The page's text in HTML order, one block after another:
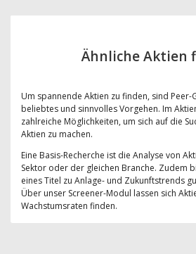
Ähnliche Aktien
Um spannende Aktien zu finden, sind Peer-
beliebtes und sinnvolles Vorgehen. Im
zahlreiche Möglichkeiten, um sich auf die
Aktien zu machen.
Eine Basis-Recherche ist die Analyse von
Sektor oder der gleichen Branche. Zudem
eines Titel zu Anlage- und Zukunftstrends
Über unser Screener-Modul lassen sich
Wachstumsraten finden.